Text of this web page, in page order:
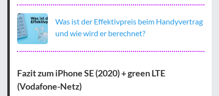
Was ist der Effektivpreis beim Handyvertrag
und wie wird er berechnet?
Fazit zum iPhone SE (2020) + green LTE
(Vodafone-Netz)